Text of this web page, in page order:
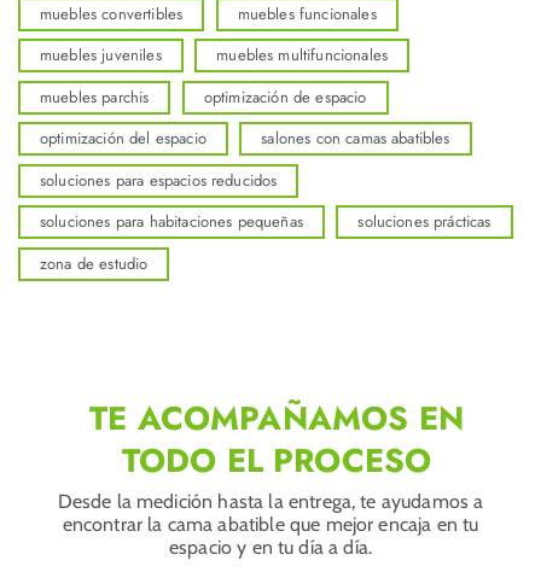
muebles convertibles
muebles funcionales
muebles juveniles
muebles multifuncionales
muebles parchis
optimización de espacio
optimización del espacio
salones con camas abatibles
soluciones para espacios reducidos
soluciones para habitaciones pequeñas
soluciones prácticas
zona de estudio
TE ACOMPAÑAMOS EN
TODO EL PROCESO
Desde la medición hasta la entrega, te ayudamos a
encontrar la cama abatible que mejor encaja en tu
espacio y en tu día a día.